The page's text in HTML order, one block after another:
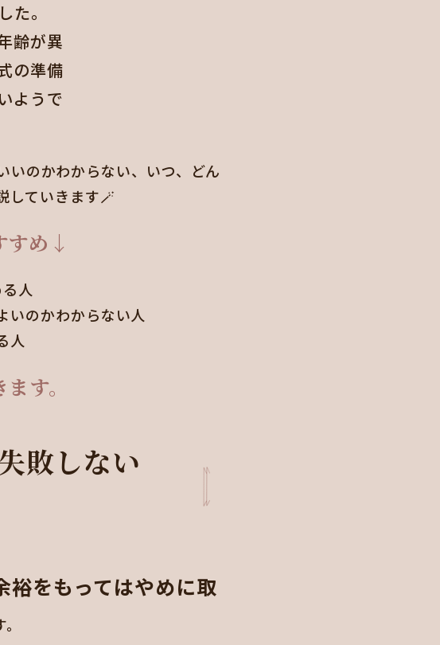
た。
齢が異
の準備
ようで
いのかわからない、いつ、どん
していきます🪄
すめ↓
人
いのかわからない人
人
す。
敗しない
裕をもってはやめに取